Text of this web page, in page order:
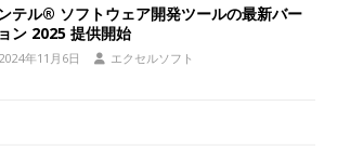
テル® ソフトウェア開発ツールの最新バー
ン 2025 提供開始
2024年11月6日 エクセルソフト